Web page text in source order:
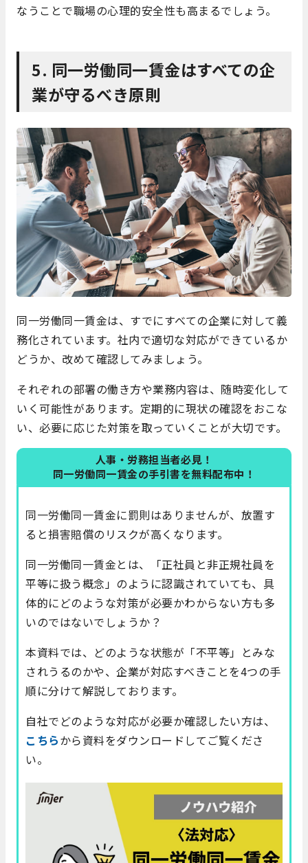
なうことで職場の心理的安全性も高まるでしょう。
5. 同一労働同一賃金はすべての企
業が守るべき原則
同一労働同一賃金は、すでにすべての企業に対して義
務化されています。社内で適切な対応ができているか
どうか、改めて確認してみましょう。
それぞれの部署の働き方や業務内容は、随時変化して
いく可能性があります。定期的に現状の確認をおこな
い、必要に応じた対策を取っていくことが大切です。
人事・労務担当者必見！
同一労働同一賃金の手引書を無料配布中！
同一労働同一賃金に罰則はありませんが、放置す
ると損害賠償のリスクが高くなります。
同一労働同一賃金とは、「正社員と非正規社員を
平等に扱う概念」のように認識されていても、具
体的にどのような対策が必要かわからない方も多
いのではないでしょうか？
本資料では、どのような状態が「不平等」とみな
されうるのかや、企業が対応すべきことを4つの手
順に分けて解説しております。
自社でどのような対応が必要か確認したい方は、
こちらから資料をダウンロードしてご覧くださ
い。